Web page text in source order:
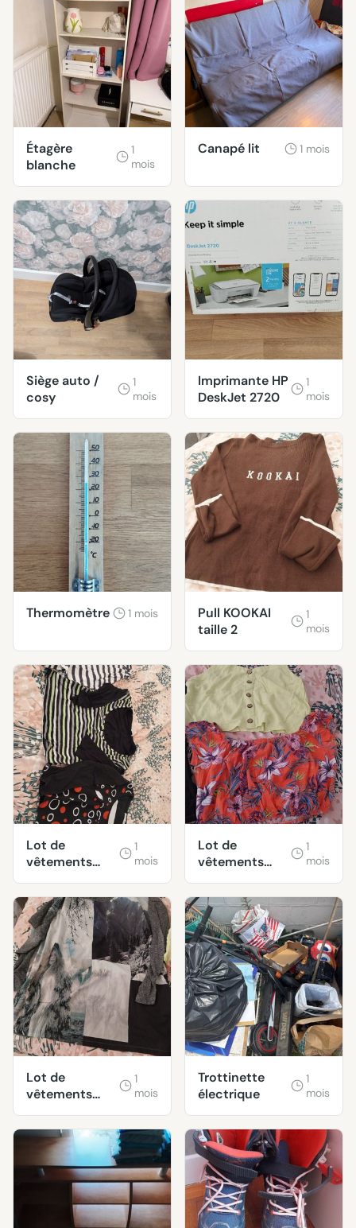
Étagère
blanche
1
mois
Canapé lit 1 mois
Siège auto /
cosy
1
mois
Imprimante HP
DeskJet 2720
1
mois
Thermomètre 1 mois
Pull KOOKAI
taille 2
1
mois
Lot de
vêtements
taille 4
1
mois
Lot de
vêtements
taille XLet 48
1
mois
Lot de
vêtements
taille XL
1
mois
Trottinette
électrique
1
mois